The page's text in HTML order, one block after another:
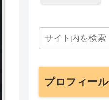
プロフィール